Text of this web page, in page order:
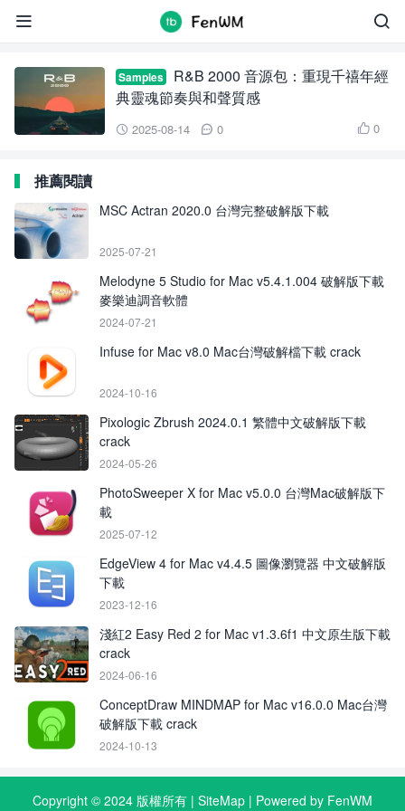


Samples
R&B 2000 音源包：重現千禧年經
典靈魂節奏與和聲質感
 2025-08-14  0  0
推薦閱讀
MSC Actran 2020.0 台灣完整破解版下載
2025-07-21
Melodyne 5 Studio for Mac v5.4.1.004 破解版下載
麥樂迪調音軟體
2024-07-21
Infuse for Mac v8.0 Mac台灣破解檔下載 crack
2024-10-16
Pixologic Zbrush 2024.0.1 繁體中文破解版下載
crack
2024-05-26
PhotoSweeper X for Mac v5.0.0 台灣Mac破解版下
載
2025-07-12
EdgeView 4 for Mac v4.4.5 圖像瀏覽器 中文破解版
下載
2023-12-16
淺紅2 Easy Red 2 for Mac v1.3.6f1 中文原生版下載
crack
2024-06-16
ConceptDraw MINDMAP for Mac v16.0.0 Mac台灣
破解版下載 crack
2024-10-13
Copyright © 2024 版權所有 | SiteMap | Powered by FenWM